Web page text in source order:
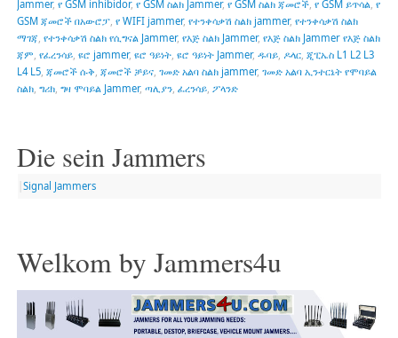
Jammer, የ GSM inhibidor, የ GSM ስልክ Jammer, የ GSM ስልክ ጃመሮች, የ GSM ይጥሳል የ
GSM ጃመሮች በአውሮፓ, የ WIFI jammer, የተንቀሳቃሽ ስልክ jammer, የተንቀሳቃሽ ስልክ
ማገጃ የተንቀሳቃሽ ስልክ የሲግናል Jammer, የእጅ ስልክ Jammer, የእጅ ስልክ Jammer የእጅ ስልክ
ጃም የፈረንሳይ, ዩሮ jammer, ዩሮ ዓይነት, ዩሮ ዓይነት Jammer, ዱባይ, ዶላር, ጂፒኤስ L1 L2 L3
L4 L5, ጃመሮች ሱቅ ጃመሮች ቻይና, ገመድ አልባ ስልክ jammer, ገመድ አልባ ኢንተርኔት የሞባይል
ስልክ, ግሪክ, ግዛ ሞባይል Jammer, ጣሊያን, ፈረንሳይ, ፖላንድ
Die sein Jammers
Signal Jammers
Welkom by Jammers4u